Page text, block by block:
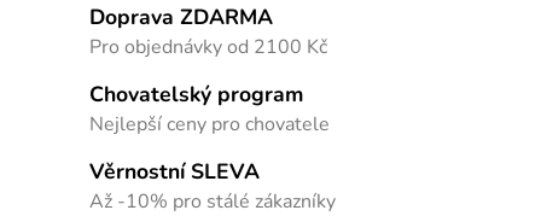
Doprava ZDARMA
Pro objednávky od 2100 Kč
Chovatelský program
Nejlepší ceny pro chovatele
Věrnostní SLEVA
Až -10% pro stálé zákazníky